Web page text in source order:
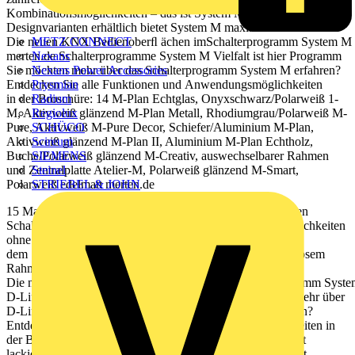
METZ CONNECT
Nexans
Nexans Power Accessories
Prysmian
Radium
Regiolux
SCHÜCO
Scireum
SIEMENS
Steinel
STRIEBEL & JOHN
Kombinationsmöglichkeiten – das ist System M. In sechs
Designvarianten erhältlich bietet System M maximale Flexibilität.
Die neuen KNX Bedienoberﬂ ächen imSchalterprogramm System M
merten.de Schalterprogramme System M Vielfalt ist hier Programm
Sie möchten mehr über das Schalterprogramm System M erfahren?
Entdecken Sie alle Funktionen und Anwendungsmöglichkeiten
in der Broschüre: 14 M-Plan Echtglas, Onyxschwarz/Polarweiß 1-
M, Aktivweiß glänzend M-Plan Metall, Rhodiumgrau/Polarweiß M-
Pure, Aktivweiß M-Pure Decor, Schiefer/Aluminium M-Plan,
Aktivweiß glänzend M-Plan II, Aluminium M-Plan Echtholz,
Buche/Polarweiß glänzend M-Creativ, auswechselbarer Rahmen
und Zentralplatte Atelier-M, Polarweiß glänzend M-Smart,
Polarweiß edelmatt merten.de
15 Maximale Fläche – minimaler Rahmen. Das neue Merten
Schalterprogramm System Design schafft Gestaltungsmöglichkeiten
ohne Kompromisse. D-Life als erstes Rahmendesign aus
dem Schalterprogramm System Design überzeugt mit steglosem
Rahmen von einfach bis fünffach.
Die neuen KNX Steuerungsoberﬂ ächen im Schalterprogramm
D-Life Rahmen, die Raum geben merten.de Sie möchten mehr über
D-Life im neuen Schalterprogramm System Design erfahren?
Entdecken Sie alle Funktionen und Anwendungsmöglichkeiten in
der Broschüre: Thermoplast brillant Lotosweiß Thermoplast